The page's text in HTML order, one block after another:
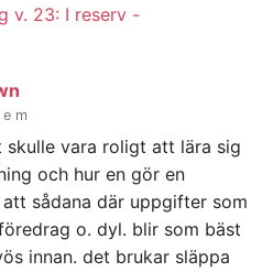
v. 23: I reserv -
m
vara roligt att lära sig
och hur en gör en
sådana där uppgifter som
o. dyl. blir som bäst
innan. det brukar släppa